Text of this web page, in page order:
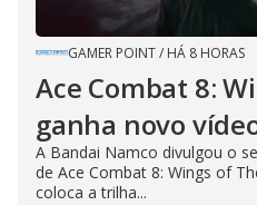
GAMER POINT/ HÁ 8 HORAS
Ace Combat 8:
ganha novo
A Bandai Namco divulgou o
de Ace Combat 8: Wings of
coloca a trilha...